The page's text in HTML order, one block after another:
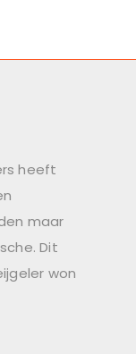
heeft
maar
Dit
won